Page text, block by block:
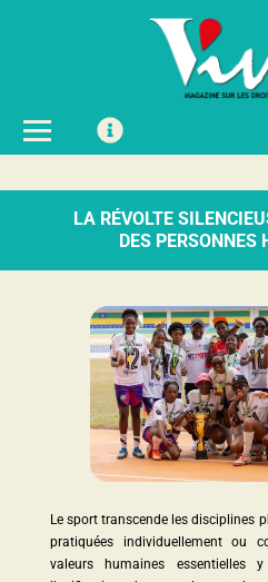
LA RÉVOLTE
DES PERSONNES
Le sport transcende les disciplines
pratiquées individuellement ou
valeurs humaines essentielles